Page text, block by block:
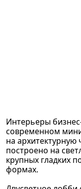
Интерьеры
современном
на архитектурную
построено на
крупных гладких
формах.